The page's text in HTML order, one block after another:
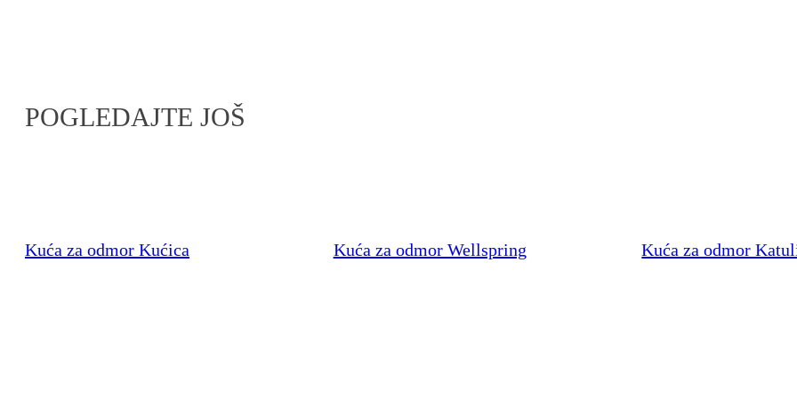
POGLEDAJTE JOŠ
Kuća za odmor Kućica Kuća za odmor Wellspring Kuća za odmor